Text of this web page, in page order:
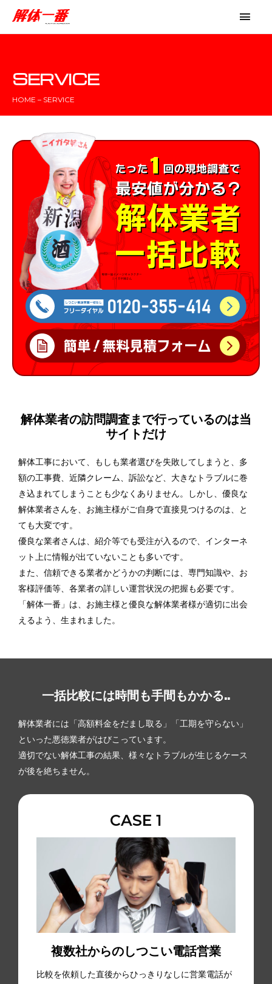
SERVICE
HOME – SERVICE
解体業者の訪問調査まで行っているのは当
サイトだけ
解体工事において、もしも業者選びを失敗してしまうと、多
額の工事費、近隣クレーム、訴訟など、大きなトラブルに巻
き込まれてしまうことも少なくありません。しかし、優良な
解体業者さんを、お施主様がご自身で直接見つけるのは、と
ても大変です。
優良な業者さんは、紹介等でも受注が入るので、インターネ
ット上に情報が出ていないことも多いです。
また、信頼できる業者かどうかの判断には、専門知識や、お
客様評価等、各業者の詳しい運営状況の把握も必要です。
「解体一番」は、お施主様と優良な解体業者様が適切に出会
えるよう、生まれました。
一括比較には時間も手間もかかる..
解体業者には「高額料金をだまし取る」「工期を守らない」
といった悪徳業者がはびこっています。
適切でない解体工事の結果、様々なトラブルが生じるケース
が後を絶ちません。
CASE 1
複数社からのしつこい電話営業
比較を依頼した直後からひっきりなしに営業電話が